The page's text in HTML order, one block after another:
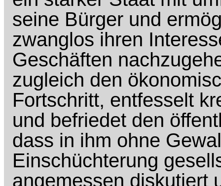
seine Bürger und
zwanglos ihren
Geschäften
zugleich den
Fortschritt, entfesselt
und befriedet den
dass in ihm ohne
Einschüchterung
angemessen diskutiert